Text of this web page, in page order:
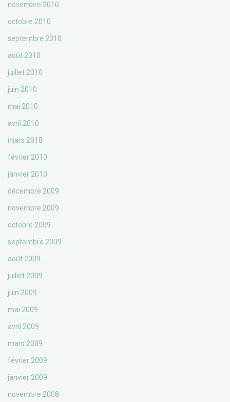
novembre 2010
octobre 2010
septembre 2010
août 2010
juillet 2010
juin 2010
mai 2010
avril 2010
mars 2010
février 2010
janvier 2010
décembre 2009
novembre 2009
octobre 2009
septembre 2009
août 2009
juillet 2009
juin 2009
mai 2009
avril 2009
mars 2009
février 2009
janvier 2009
novembre 2008